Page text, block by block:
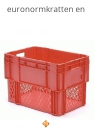
euronormkratten en